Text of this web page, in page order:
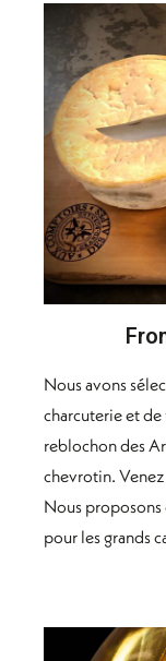
Nous avons
charcuterie et
reblochon des
chevrotin.
Nous
pour les grands